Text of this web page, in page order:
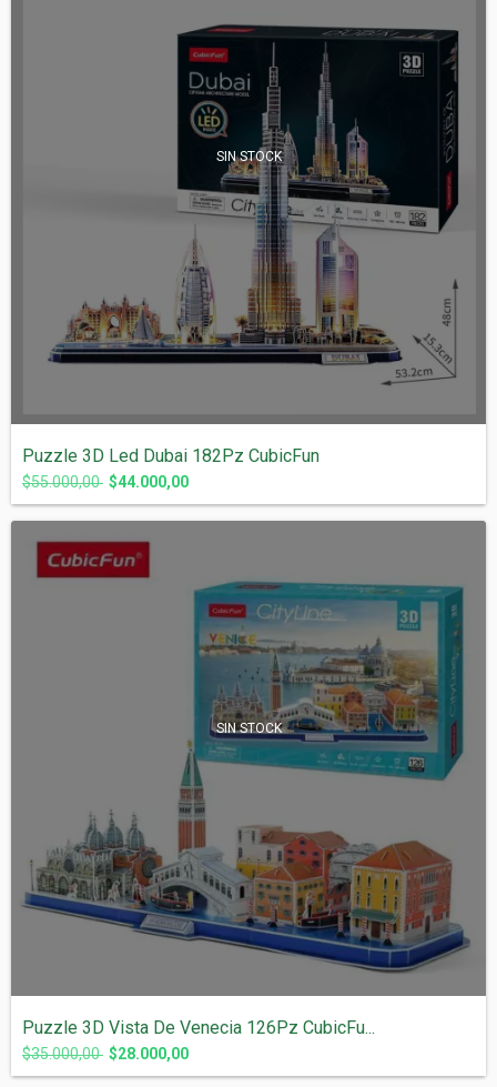
SIN STOCK
Puzzle 3D Led Dubai 182Pz CubicFun
$55.000,00 $44.000,00
SIN STOCK
Puzzle 3D Vista De Venecia 126Pz CubicFu...
$35.000,00 $28.000,00